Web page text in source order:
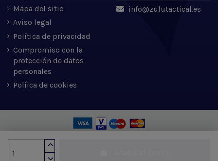
Mapa del sitio
Aviso legal
Política de privacidad
Compromiso con la
protección de datos
personales
Políica de cookies
info@zulutactical.es
Zulu Tactical S.L. © 2022 | Desarrollado por Expertic